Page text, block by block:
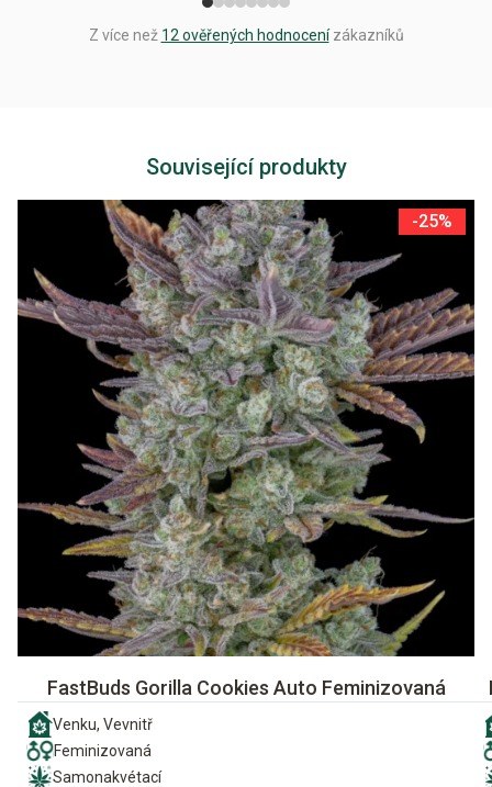
Z více než 12 ověřených hodnocenízákazníků
Související produkty
-25%
FastBuds Gorilla Cookies Auto Feminizovaná
Venku, Vevnitř
Feminizovaná
Samonakvétací